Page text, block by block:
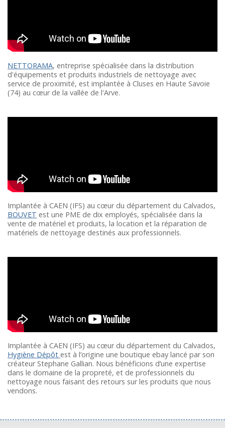
NETTORAMA, entreprise spécialisée dans la distribution
d'équipements et produits industriels de nettoyage avec
service de proximité, est implantée à Cluses en Haute Savoie
(74) au cœur de la vallée de l'Arve.
Implantée à CAEN (IFS) au cœur du département du Calvados,
BOUVET est une PME de dix employés, spécialisée dans la
vente de matériel et produits, la location et la réparation de
matériels de nettoyage destinés aux professionnels.
Implantée à CAEN (IFS) au cœur du département du Calvados,
Hygiène Dépôt est à l’origine une boutique ebay lancé par son
créateur Stephane Gallian. Nous bénéficions d’une expertise
dans le domaine de la propreté, et de professionnels du
nettoyage nous faisant des retours sur les produits que nous
vendons.